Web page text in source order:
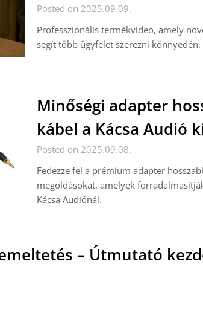
Posted on 2025.09.09.
Professzionális termékvideó, amely
segít több ügyfelet szerezni könnyedén.
Minőségi adapter
kábel a Kácsa Audió
Posted on 2025.09.08.
Fedezze fel a prémium adapter
megoldásokat, amelyek
Kácsa Audiónál.
– Útmutató